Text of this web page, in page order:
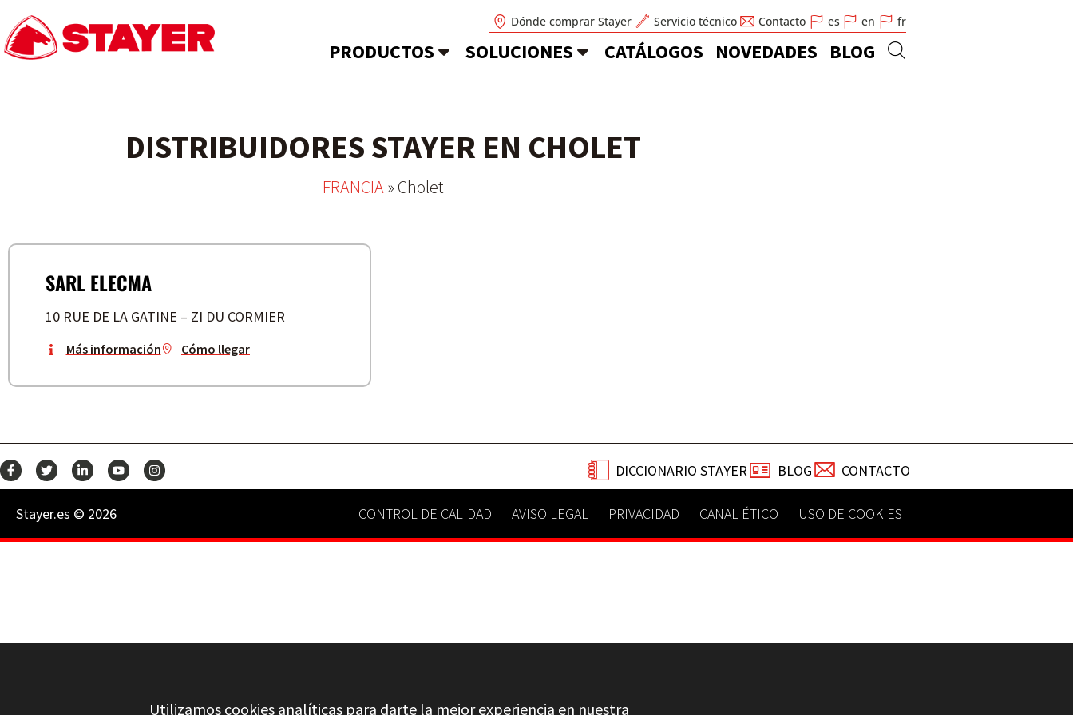
Dónde comprar Stayer Servicio técnico Contacto es en fr
PRODUCTOS SOLUCIONES CATÁLOGOS NOVEDADES BLOG
DISTRIBUIDORES STAYER EN CHOLET
FRANCIA» Cholet
SARL ELECMA
10 RUE DE LA GATINE – ZI DU CORMIER
Más información Cómo llegar
DICCIONARIO STAYER BLOG CONTACTO
Stayer.es © 2026 CONTROL DE CALIDAD AVISO LEGAL PRIVACIDAD CANAL ÉTICO USO DE COOKIES
Utilizamos cookies analíticas para darte la mejor experiencia en nuestra